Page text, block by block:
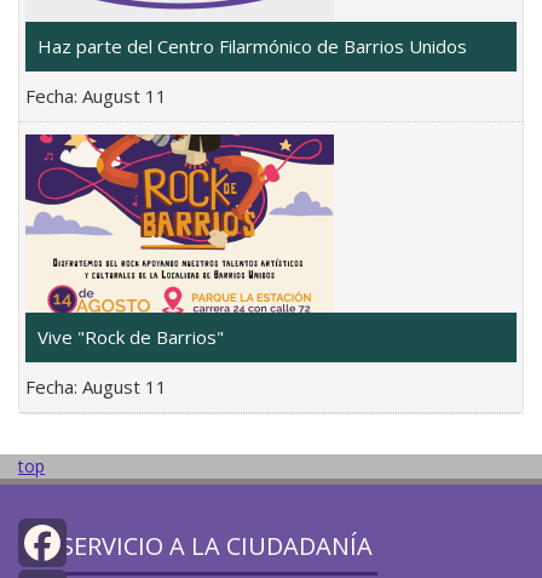
Haz parte del Centro Filarmónico de Barrios Unidos
Fecha: August 11
Vive "Rock de Barrios"
Fecha: August 11
top
SERVICIO A LA CIUDADANÍA